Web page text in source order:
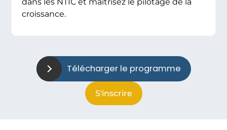
croissance.
Télécharger le programme
S'inscrire